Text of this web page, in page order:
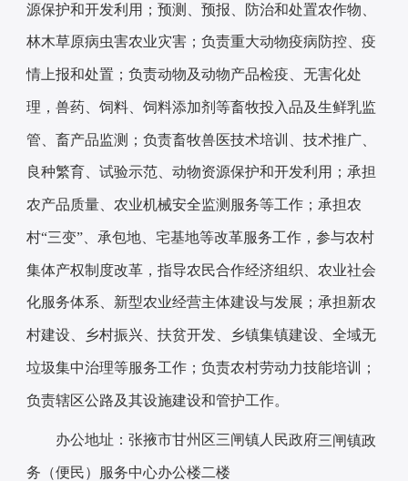
源保护和开发利用；预测、预报、防治和处置农作物、
林木草原病虫害农业灾害；负责重大动物疫病防控、疫
情上报和处置；负责动物及动物产品检疫、无害化处
理，兽药、饲料、饲料添加剂等畜牧投入品及生鲜乳监
管、畜产品监测；负责畜牧兽医技术培训、技术推广、
良种繁育、试验示范、动物资源保护和开发利用；承担
农产品质量、农业机械安全监测服务等工作；承担农
村“三变”、承包地、宅基地等改革服务工作，参与农村
集体产权制度改革，指导农民合作经济组织、农业社会
化服务体系、新型农业经营主体建设与发展；承担新农
村建设、乡村振兴、扶贫开发、乡镇集镇建设、全域无
垃圾集中治理等服务工作；负责农村劳动力技能培训；
负责辖区公路及其设施建设和管护工作。
办公地址：张掖市甘州区三闸镇人民政府三闸镇政
务（便民）服务中心办公楼二楼